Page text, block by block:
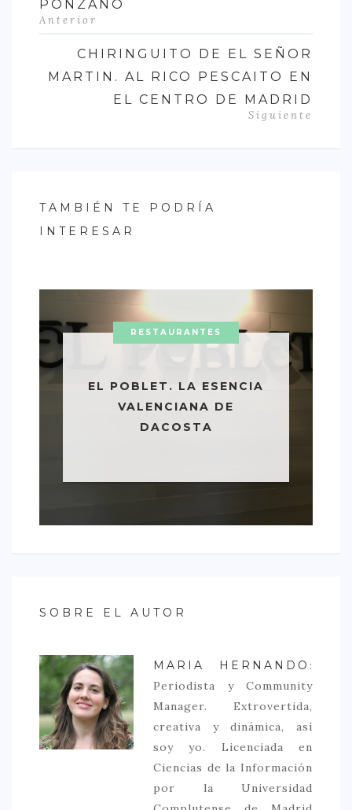
PONZANO
Anterior
CHIRINGUITO DE EL SEÑOR
MARTIN. AL RICO PESCAITO EN
EL CENTRO DE MADRID
Siguiente
TAMBIÉN TE PODRÍA
INTERESAR
RESTAURANTES
EL POBLET. LA ESENCIA
VALENCIANA DE
DACOSTA
SOBRE EL AUTOR
MARIA HERNANDO :
Periodista y Community
Manager. Extrovertida,
creativa y dinámica, así
soy yo. Licenciada en
Ciencias de la Información
por la Universidad